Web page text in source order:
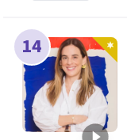
14